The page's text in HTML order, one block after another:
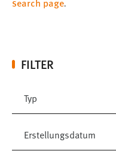
.
FILTER
Typ
Erstellungsdatum